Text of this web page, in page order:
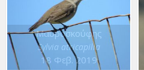
Μαυροσκούφης
Sylvia atricapilla
18 Φεβ. 2019